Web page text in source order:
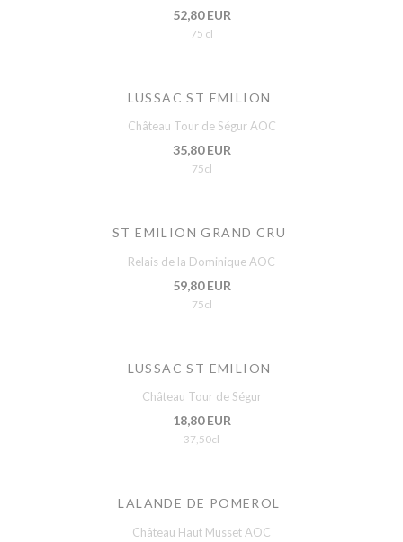
52,80 EUR
75 cl
LUSSAC ST EMILION
Château Tour de Ségur AOC
35,80 EUR
75cl
ST EMILION GRAND CRU
Relais de la Dominique AOC
59,80 EUR
75cl
LUSSAC ST EMILION
Château Tour de Ségur
18,80 EUR
37,50cl
LALANDE DE POMEROL
Château Haut Musset AOC